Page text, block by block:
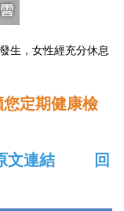
生，女性經充分休息
您定期健康檢
文連結
回